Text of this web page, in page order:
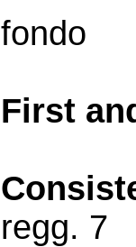
fondo
First
regg. 7